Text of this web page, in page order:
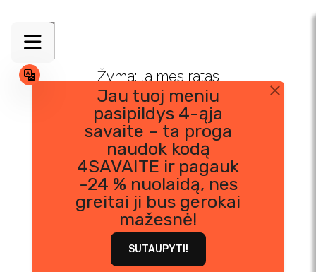
content
Jau tuoj meniu
pasipildys 4-ąja
savaite – ta proga
naudok kodą
4SAVAITE ir pagauk
-24 % nuolaidą, nes
greitai ji bus gerokai
mažesnė!
SUTAUPYTI!
Žyma: laimes ratas